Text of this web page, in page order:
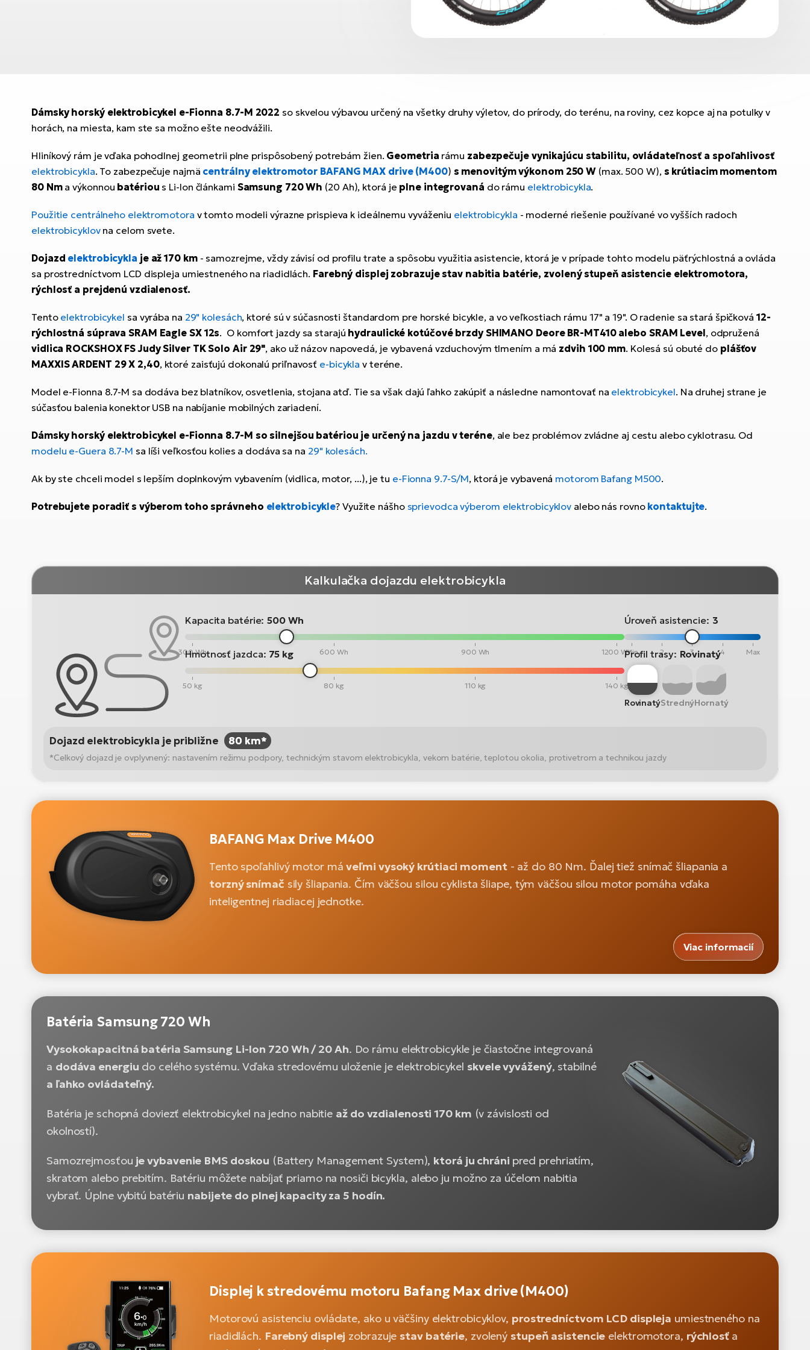
Dámsky horský elektrobicykel e-Fionna 8.7-M 2022 so skvelou výbavou určený na všetky druhy výletov, do prírody, do terénu, na roviny, cez kopce aj na potulky v
horách, na miesta, kam ste sa možno ešte neodvážili.
Hliníkový rám je vďaka pohodlnej geometrii plne prispôsobený potrebám žien. Geometria rámu zabezpečuje vynikajúcu stabilitu, ovládateľnosť a spoľahlivosť
elektrobicykla. To zabezpečuje najmä centrálny elektromotor BAFANG MAX drive (M400) s menovitým výkonom 250 W (max. 500 W), s krútiacim momentom
80 Nma výkonnou batériou s Li-Ion článkami Samsung 720 Wh (20 Ah), ktorá je plne integrovaná do rámu elektrobicykla.
Použitie centrálneho elektromotora v tomto modeli výrazne prispieva k ideálnemu vyváženiu elektrobicykla - moderné riešenie používané vo vyšších radoch
elektrobicyklovna celom svete.
Dojazd elektrobicykla je až 170 km- samozrejme, vždy závisí od profilu trate a spôsobu využitia asistencie, ktorá je v prípade tohto modelu päťrýchlostná a ovláda
sa prostredníctvom LCD displeja umiestneného na riadidlách. Farebný displej zobrazuje stav nabitia batérie, zvolený stupeň asistencie elektromotora,
rýchlosť a prejdenú vzdialenosť.
Tento elektrobicykel sa vyrába na 29" kolesách, ktoré sú v súčasnosti štandardom pre horské bicykle, a vo veľkostiach rámu 17" a 19". O radenie sa stará špičková 12-
rýchlostná súprava SRAM Eagle SX 12s. O komfort jazdy sa starajú hydraulické kotúčové brzdy SHIMANO Deore BR-MT410 alebo SRAM Level, odpružená
vidlica ROCKSHOX FS Judy Silver TK Solo Air 29", ako už názov napovedá, je vybavená vzduchovým tlmením a má zdvih 100 mm. Kolesá sú obuté do plášťov
MAXXIS ARDENT 29 X 2,40, ktoré zaisťujú dokonalú priľnavosť e-bicykla v teréne.
Model e-Fionna 8.7-M sa dodáva bez blatníkov, osvetlenia, stojana atď. Tie sa však dajú ľahko zakúpiť a následne namontovať na elektrobicykel. Na druhej strane je
súčasťou balenia konektor USB na nabíjanie mobilných zariadení.
Dámsky horský elektrobicykel e-Fionna 8.7-M so silnejšou batériou je určený na jazdu v teréne, ale bez problémov zvládne aj cestu alebo cyklotrasu. Od
modelu e-Guera 8.7-M sa líši veľkosťou kolies a dodáva sa na 29" kolesách.
Ak by ste chceli model s lepším doplnkovým vybavením (vidlica, motor, ...), je tu e-Fionna 9.7-S/M, ktorá je vybavená motorom Bafang M500.
Potrebujete poradiť s výberom toho správneho elektrobicykle? Využite nášho sprievodca výberom elektrobicyklov alebo nás rovno kontaktujte.
Kalkulačka dojazdu elektrobicykla
Kapacita batérie: 500 Wh
300 Wh 600 Wh 900 Wh 1200 Wh
Hmotnosť jazdca: 75 kg
50 kg 80 kg 110 kg 140 kg
Úroveň asistencie: 3
Min 2 3 4 Max
Profil trasy: Rovinatý
RovinatýStrednýHornatý
Dojazd elektrobicykla je približne 80 km*
*Celkový dojazd je ovplyvnený: nastavením režimu podpory, technickým stavom elektrobicykla, vekom batérie, teplotou okolia, protivetrom a technikou jazdy
BAFANG Max Drive M400
Tento spoľahlivý motor máveľmi vysoký krútiaci moment- až do 80 Nm. Ďalej tiež snímač šliapania a
torzný snímač sily šliapania. Čím väčšou silou cyklista šliape, tým väčšou silou motor pomáha vďaka
inteligentnej riadiacej jednotke.
Viac informacií
Batéria Samsung 720 Wh
Vysokokapacitná batéria Samsung Li-Ion 720 Wh / 20 Ah. Do rámu elektrobicykle je čiastočne integrovaná
a dodáva energiu do celého systému. Vďaka stredovému uloženie je elektrobicykel skvele vyvážený, stabilné
a ľahko ovládateľný.
Batéria je schopná doviezť elektrobicykel na jedno nabitie až do vzdialenosti 170 km (v závislosti od
okolností).
Samozrejmosťou je vybavenie BMS doskou (Battery Management System), ktorá ju chráni pred prehriatím,
skratom alebo prebitím. Batériu môžete nabíjať priamo na nosiči bicykla, alebo ju možno za účelom nabitia
vybrať. Úplne vybitú batériu nabijete do plnej kapacity za 5 hodín.
Displej k stredovému motoru Bafang Max drive (M400)
Motorovú asistenciu ovládate, ako u väčšiny elektrobicyklov, prostredníctvom LCD displeja umiestneného na
riadidlách. Farebný displej zobrazujestav batérie, zvolenýstupeň asistencie elektromotora, rýchlosť a